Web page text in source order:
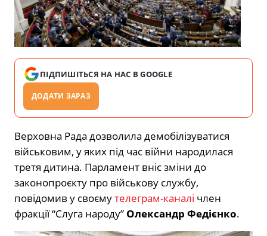
ПІДПИШІТЬСЯ НА НАС В GOOGLE
ДОДАТИ ЗАРАЗ
Верховна Рада дозволила демобілізуватися
військовим, у яких під час війни народилася
третя дитина. Парламент вніс зміни до
законопроєкту про військову службу,
повідомив у своємутелеграм-каналі член
фракції “Слуга народу” Олександр Федієнко.